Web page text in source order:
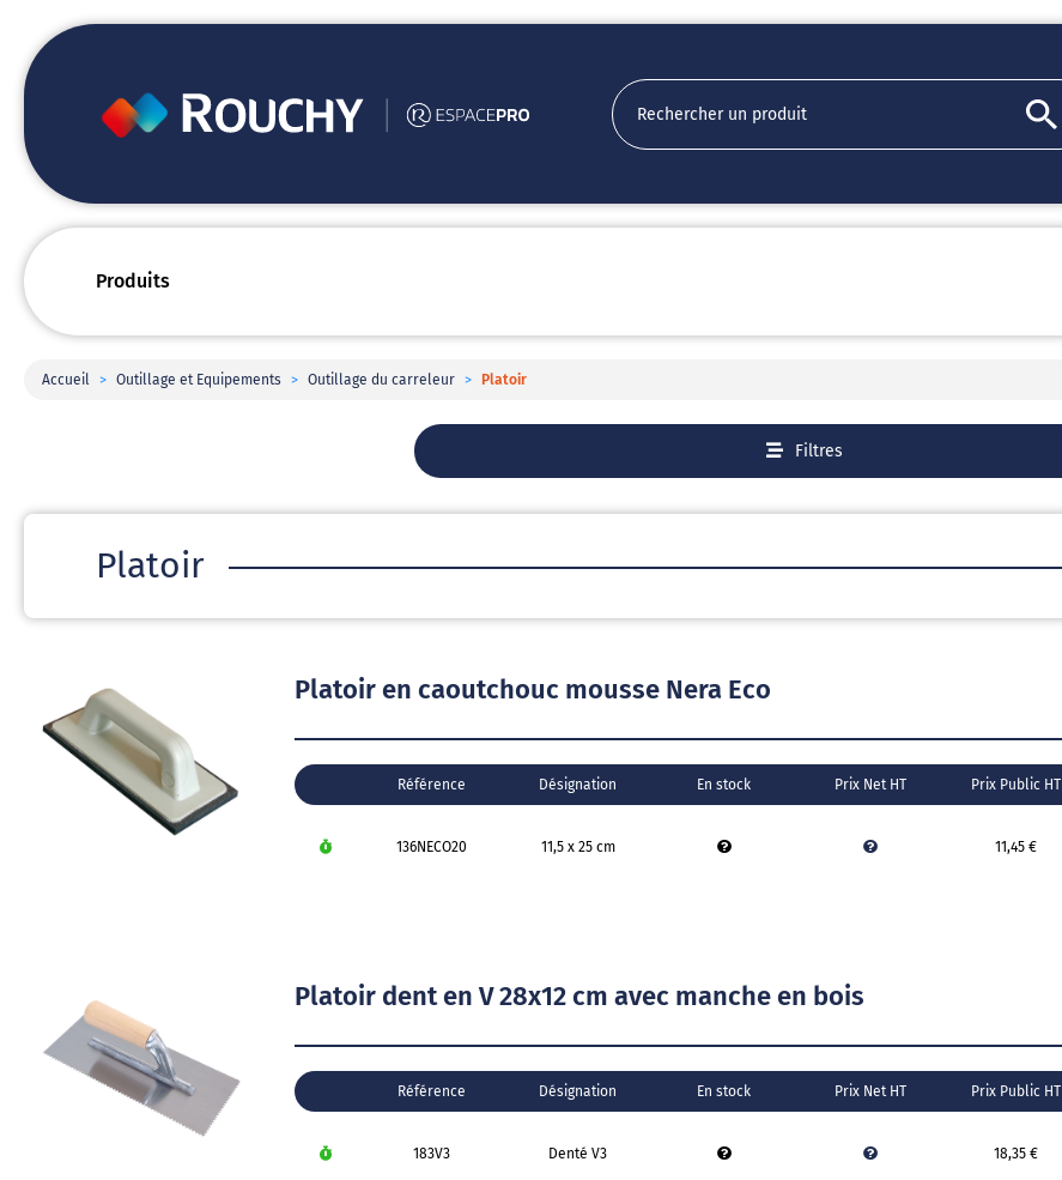
Produits
Accueil > Outillage et Equipements > Outillage du carreleur > Platoir
Filtres
Platoir
Platoir en caoutchouc mousse Nera Eco
Référence Désignation En stock Prix Net HT Prix Public HT
136NECO20 11,5 x 25 cm 11,45 €
Platoir dent en V 28x12 cm avec manche en bois
Référence Désignation En stock Prix Net HT Prix Public HT
183V3 Denté V3 18,35 €